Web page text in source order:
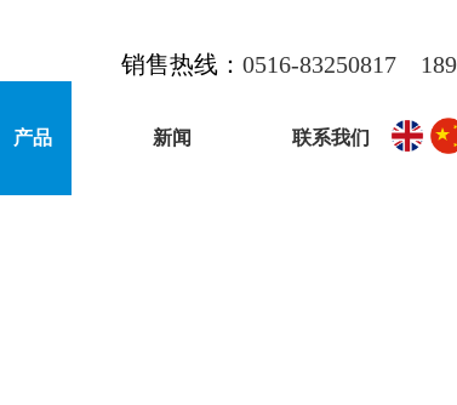
销售热线： 0516-83250817
产品 新闻 联系我们